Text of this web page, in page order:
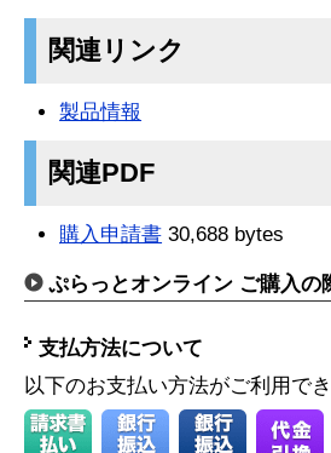
関連リンク
製品情報
関連PDF
購入申請書 30,688 bytes
ぷらっとオンライン ご購入の
支払方法について
以下のお支払い方法がご利用で